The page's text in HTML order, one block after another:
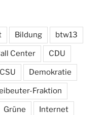
Bildung btw13
Center CDU
CSU Demokratie
Fraktion
Grüne Internet